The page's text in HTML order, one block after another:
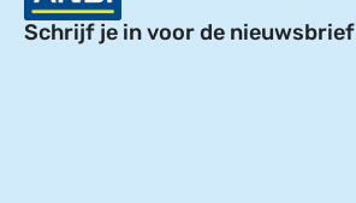
Schrijf je in voor de nieuwsbrief